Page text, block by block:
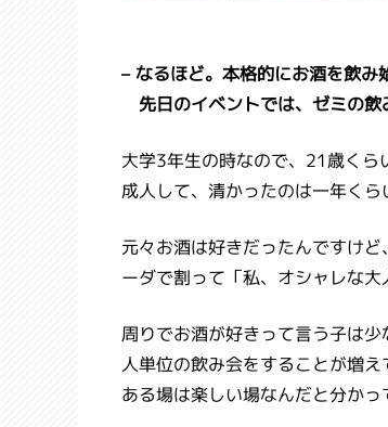
– なるほど。本格的にお酒を飲み
先日のイベントでは、ゼミの飲
大学3年生の時なので、21歳くら
成人して、清かったのは一年く
元々お酒は好きだったんですけ
ーダで割って「私、オシャレな大
周りでお酒が好きって言う子は
人単位の飲み会をすることが増
ある場は楽しい場なんだと分かっ